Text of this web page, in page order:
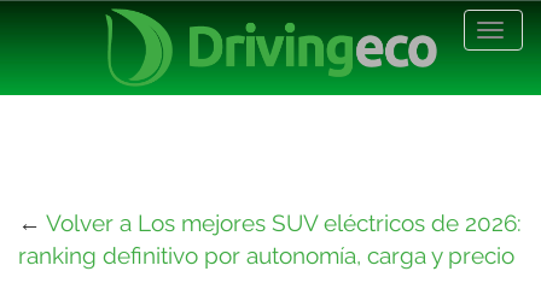
← Volver a Los mejores SUV eléctricos de 2026:
ranking definitivo por autonomía, carga y precio